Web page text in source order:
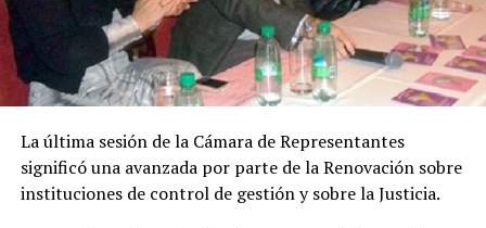
La última sesión de la Cámara de Representantes
significó una avanzada por parte de la Renovación sobre
instituciones de control de gestión y sobre la Justicia.